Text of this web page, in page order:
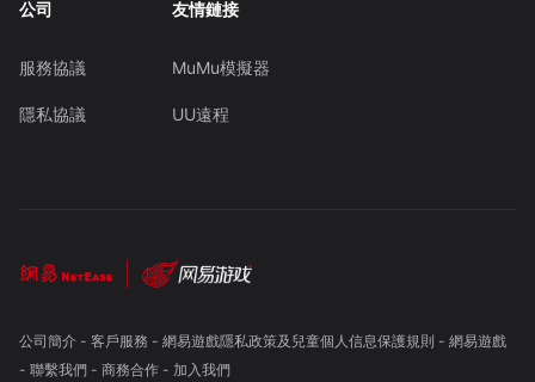
公司
服務協議
隱私協議
友情鏈接
MuMu模擬器
UU遠程
公司簡介- 客戶服務 - 網易遊戲隱私政策及兒童個人信息保護規則 - 網易遊戲
- 聯繫我們- 商務合作- 加入我們